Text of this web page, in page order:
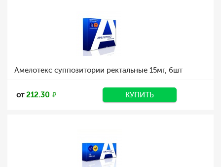
Амелотекс суппозитории ректальные 15мг, 6шт
от212.30 КУПИТЬ